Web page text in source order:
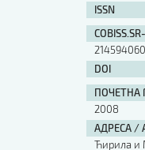
ISSN
214594060
DOI
ПОЧЕТНА
2008
АДРЕСА /
Ћирила и